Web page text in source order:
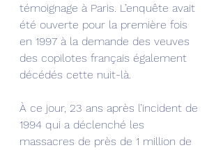
témoignage à Paris. L’enquête avait
été ouverte pour la première fois
en 1997 à la demande des veuves
des copilotes français également
décédés cette nuit-là.
À ce jour, 23 ans après l’incident de
1994 qui a déclenché les
massacres de près de 1 million de